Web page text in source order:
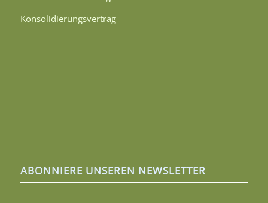
Konsolidierungsvertrag
ABONNIERE UNSEREN NEWSLETTER